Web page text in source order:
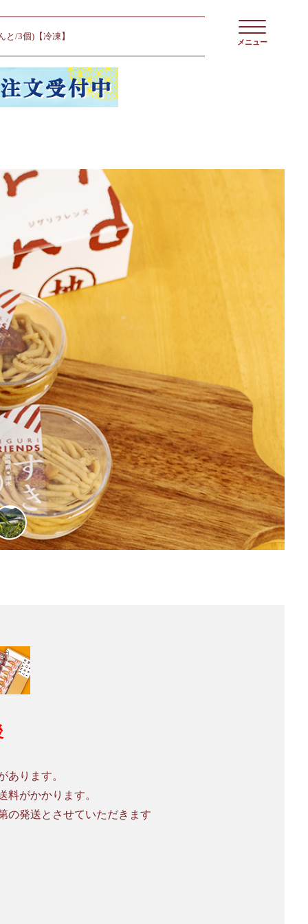
/3個)【冷凍】
メニュー
ります。
がかかります。
の発送とさせていただきます